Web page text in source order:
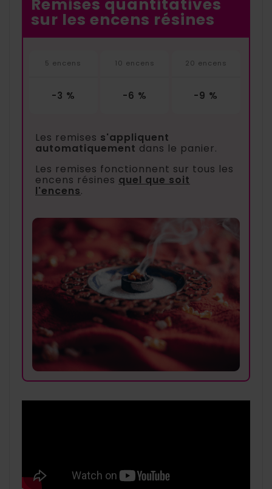
Remises quantitatives
sur les encens résines
5 encens
-3 %
10 encens
-6 %
20 encens
-9 %
Les remises s'appliquent
automatiquement dans le panier.
Les remises fonctionnent sur tous les
encens résines quel que soit
l'encens.